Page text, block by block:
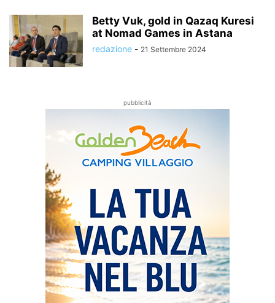
Betty Vuk, gold in Qazaq Kuresi
at Nomad Games in Astana
redazione - 21 Settembre 2024
pubblicità